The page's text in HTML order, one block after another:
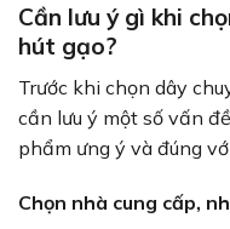
Cần lưu ý gì khi
hút gạo?
Trước khi chọn dây
cần lưu ý một số vấn
phẩm ưng ý và đúng
Chọn nhà cung cấp,